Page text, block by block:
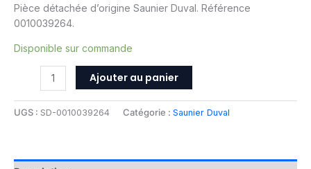
Pièce détachée d’origine Saunier Duval. Référence
0010039264.
Disponible sur commande
Ajouter au panier
UGS : SD-0010039264 Catégorie : Saunier Duval